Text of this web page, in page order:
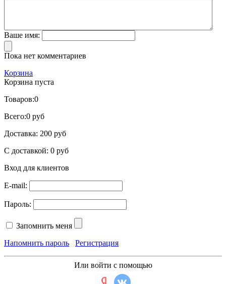
Ваше имя:
Пока нет комментариев
Корзина
Корзина пуста
Товаров:0
Всего:0 руб
Доставка: 200 руб
С доставкой: 0 руб
Вход для клиентов
E-mail:
Пароль:
Запомнить меня
Напомнить пароль
Регистрация
Или войти с помощью